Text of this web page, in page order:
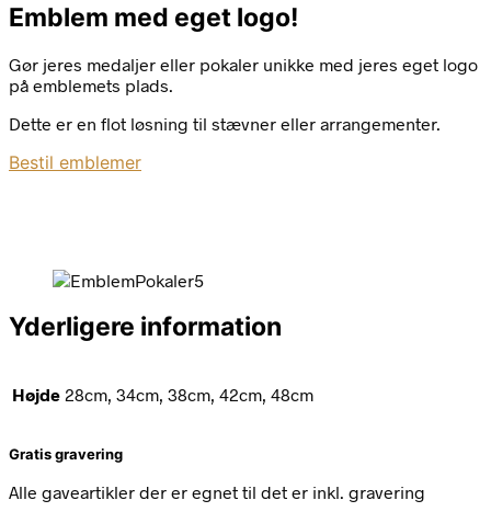
Emblem med eget logo!
Gør jeres medaljer eller pokaler unikke med jeres eget logo
på emblemets plads.
Dette er en flot løsning til stævner eller arrangementer.
Bestil emblemer
Yderligere information
Højde 28cm, 34cm, 38cm, 42cm, 48cm
Gratis gravering
Alle gaveartikler der er egnet til det er inkl. gravering